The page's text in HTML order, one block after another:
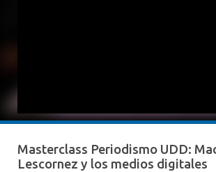
Masterclass Periodismo UDD:
Lescornez y los medios digitales